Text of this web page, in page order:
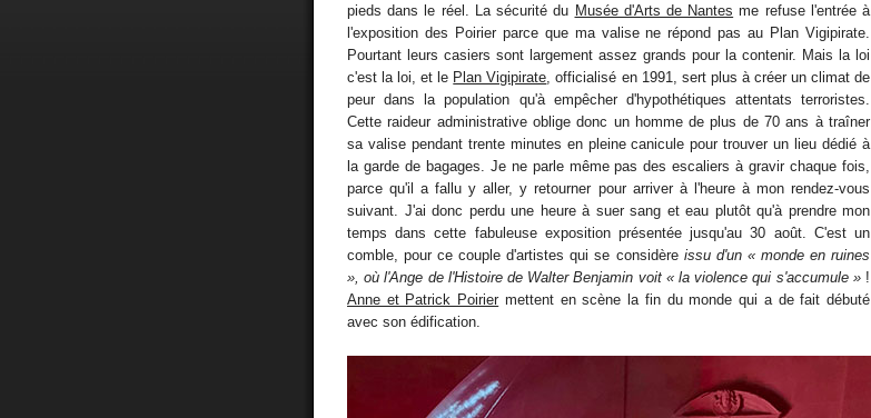
pieds dans le réel. La sécurité du Musée d'Arts de Nantes me refuse l'entrée à
l'exposition des Poirier parce que ma valise ne répond pas au Plan Vigipirate.
Pourtant leurs casiers sont largement assez grands pour la contenir. Mais la loi
c'est la loi, et le Plan Vigipirate , officialisé en 1991, sert plus à créer un climat de
peur dans la population qu'à empêcher d'hypothétiques attentats terroristes.
Cette raideur administrative oblige donc un homme de plus de 70 ans à traîner
sa valise pendant trente minutes en pleine canicule pour trouver un lieu dédié à
la garde de bagages. Je ne parle même pas des escaliers à gravir chaque fois,
parce qu'il a fallu y aller, y retourner pour arriver à l'heure à mon rendez-vous
suivant. J'ai donc perdu une heure à suer sang et eau plutôt qu'à prendre mon
temps dans cette fabuleuse exposition présentée jusqu'au 30 août. C'est un
comble, pour ce couple d'artistes qui se considère issu d'un « monde en ruines
», où l'Ange de l'Histoire de Walter Benjamin voit « la violence qui s'accumule »!
Anne et Patrick Poirier mettent en scène la fin du monde qui a de fait débuté
avec son édification.